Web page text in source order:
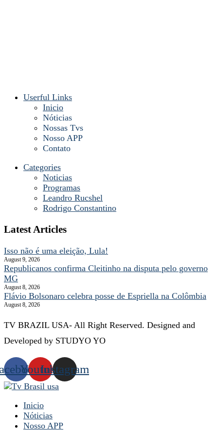
Userful Links
Inicio
Nóticias
Nossas Tvs
Nosso APP
Contato
Categories
Noticias
Programas
Leandro Rucshel
Rodrigo Constantino
Latest Articles
Isso não é uma eleição, Lula!
August 9, 2026
Republicanos confirma Cleitinho na disputa pelo governo
MG
August 8, 2026
Flávio Bolsonaro celebra posse de Espriella na Colômbia
August 8, 2026
TV BRAZIL USA- All Right Reserved. Designed and
Developed by STUDYO YO
YoutubeInstagram
Inicio
Nóticias
Nosso APP